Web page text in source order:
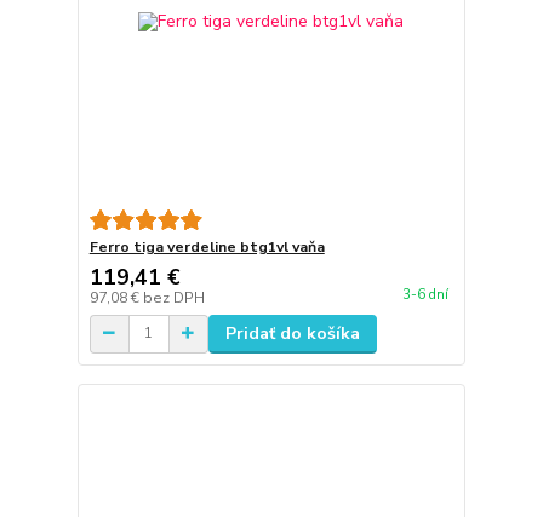
Ferro tiga verdeline btg1vl vaňa
119,41 €
97,08 € bez DPH 3-6 dní
Pridať do košíka